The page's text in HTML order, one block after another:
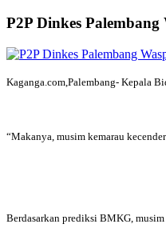
P2P Dinkes
Kaganga.com,Palembang- Kepala
“Makanya, musim kemarau
Berdasarkan prediksi BMKG,